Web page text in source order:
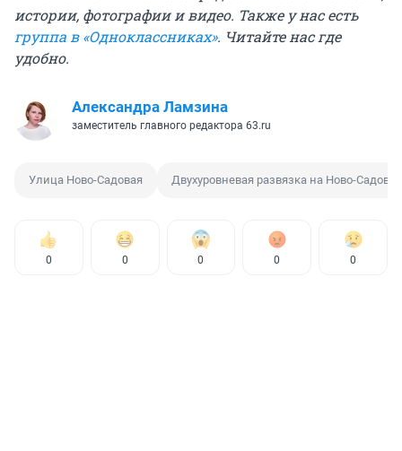
истории, фотографии и видео. Также у нас есть
группа в «Одноклассниках». Читайте нас где
удобно.
Александра Ламзина
заместитель главного редактора 63.ru
Улица Ново-Садовая Двухуровневая развязка на Ново-Садовой
0 0 0 0 0